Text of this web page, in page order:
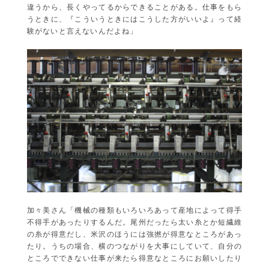
違うから、長くやってるからできることがある。仕事をもら
うときに、『こういうときにはこうした方がいいよ』って経
験がないと言えないんだよね」
加々美さん「機械の種類もいろいろあって産地によって得手
不得手があったりするんだ。尾州だったら太い糸とか短繊維
の糸が得意だし、米沢のほうには強撚が得意なところがあっ
たり。うちの場合、横のつながりを大事にしていて、自分の
ところでできない仕事が来たら得意なところにお願いしたり